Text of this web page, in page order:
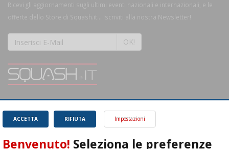
Ricevi gli aggiornamenti sugli ultimi eventi nazionali e internazionali, e le
offerte dello Store di Squash.it... Iscriviti alla nostra Newsletter!
OK!
SQUASH.it: Il punto di riferimento quotidiano per tutti gli amanti di questo
magnifico sport.
Leggi
RIFIUTA
ACCETTA Impostazioni
Benvenuto! Seleziona le preferenze